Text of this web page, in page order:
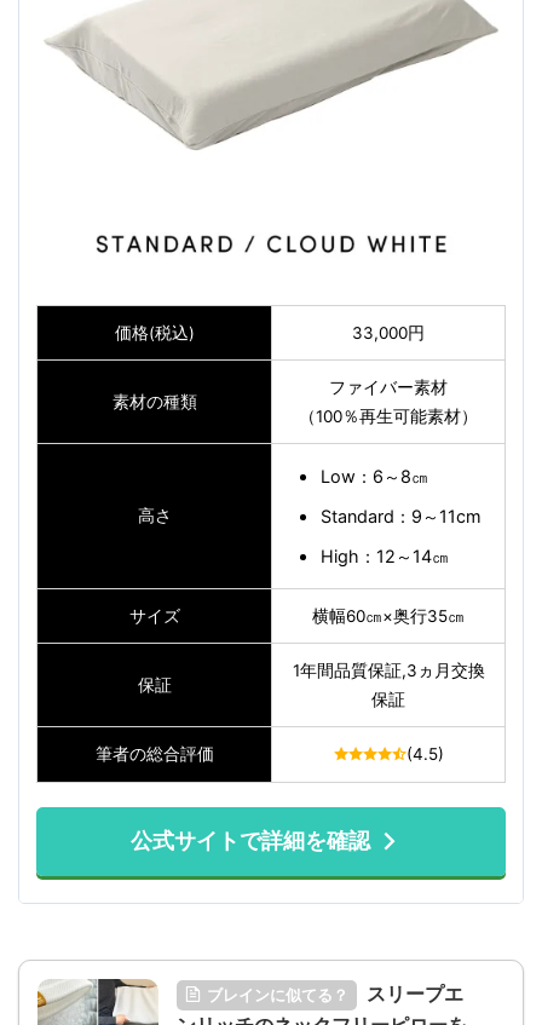
価格(税込) 33,000円
素材の種類
ファイバー素材
（100％再生可能素材）
高さ
Low：6～8㎝
Standard：9～11cm
High：12～14㎝
サイズ 横幅60㎝×奥行35㎝
保証
1年間品質保証,3ヵ月交換
保証
筆者の総合評価 (4.5)
公式サイトで詳細を確認
ブレインに似てる？
スリープエ